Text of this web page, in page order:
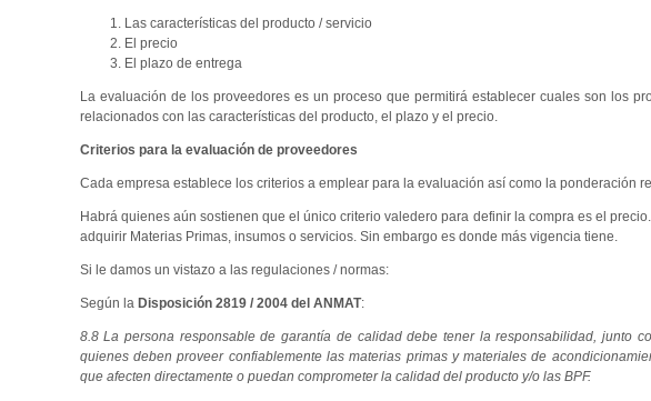
Las características del producto / servicio
El precio
El plazo de entrega
La evaluación de los proveedores es un proceso que permitirá establecer cuales son los
relacionados con las características del producto, el plazo y el precio.
Criterios para la evaluación de proveedores
Cada empresa establece los criterios a emplear para la evaluación así como la ponderación
Habrá quienes aún sostienen que el único criterio valedero para definir la compra es el
adquirir Materias Primas, insumos o servicios. Sin embargo es donde más vigencia tiene.
Si le damos un vistazo a las regulaciones / normas:
Según la Disposición2819 / 2004 del ANMAT:
8.8 La persona responsable de garantía de calidad debe tener la responsabilidad, junto
quienes deben proveer confiablemente las materias primas y materiales de
que afecten directamente o puedan comprometer la calidad del producto y/o las BPF.